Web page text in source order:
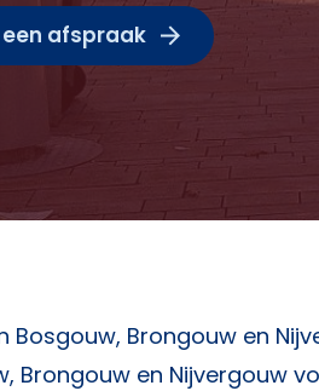
afspraak
Bosgouw, Brongouw en
Brongouw en Nijvergouw